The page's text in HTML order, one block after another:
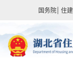
国务院 住